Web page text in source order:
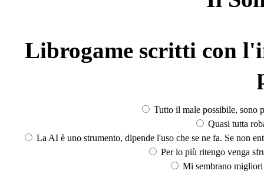
Librogame scritti con
Tutto il male possibile, sono
Quasi tutta
La AI è uno strumento, dipende l'uso che se ne fa. Se non
Per lo più ritengo venga
Mi sembrano